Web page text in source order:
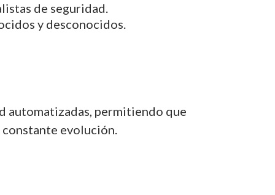
de seguridad.
y desconocidos.
automatizadas, permitiendo que
evolución.